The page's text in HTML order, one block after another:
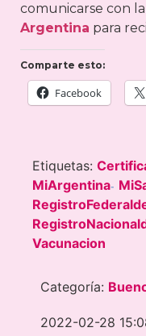
comunicarse con la
Argentina para
Comparte esto:
Facebook
Etiquetas:
MiArgentina-
Vacunacion
Categoría:
2022-02-28